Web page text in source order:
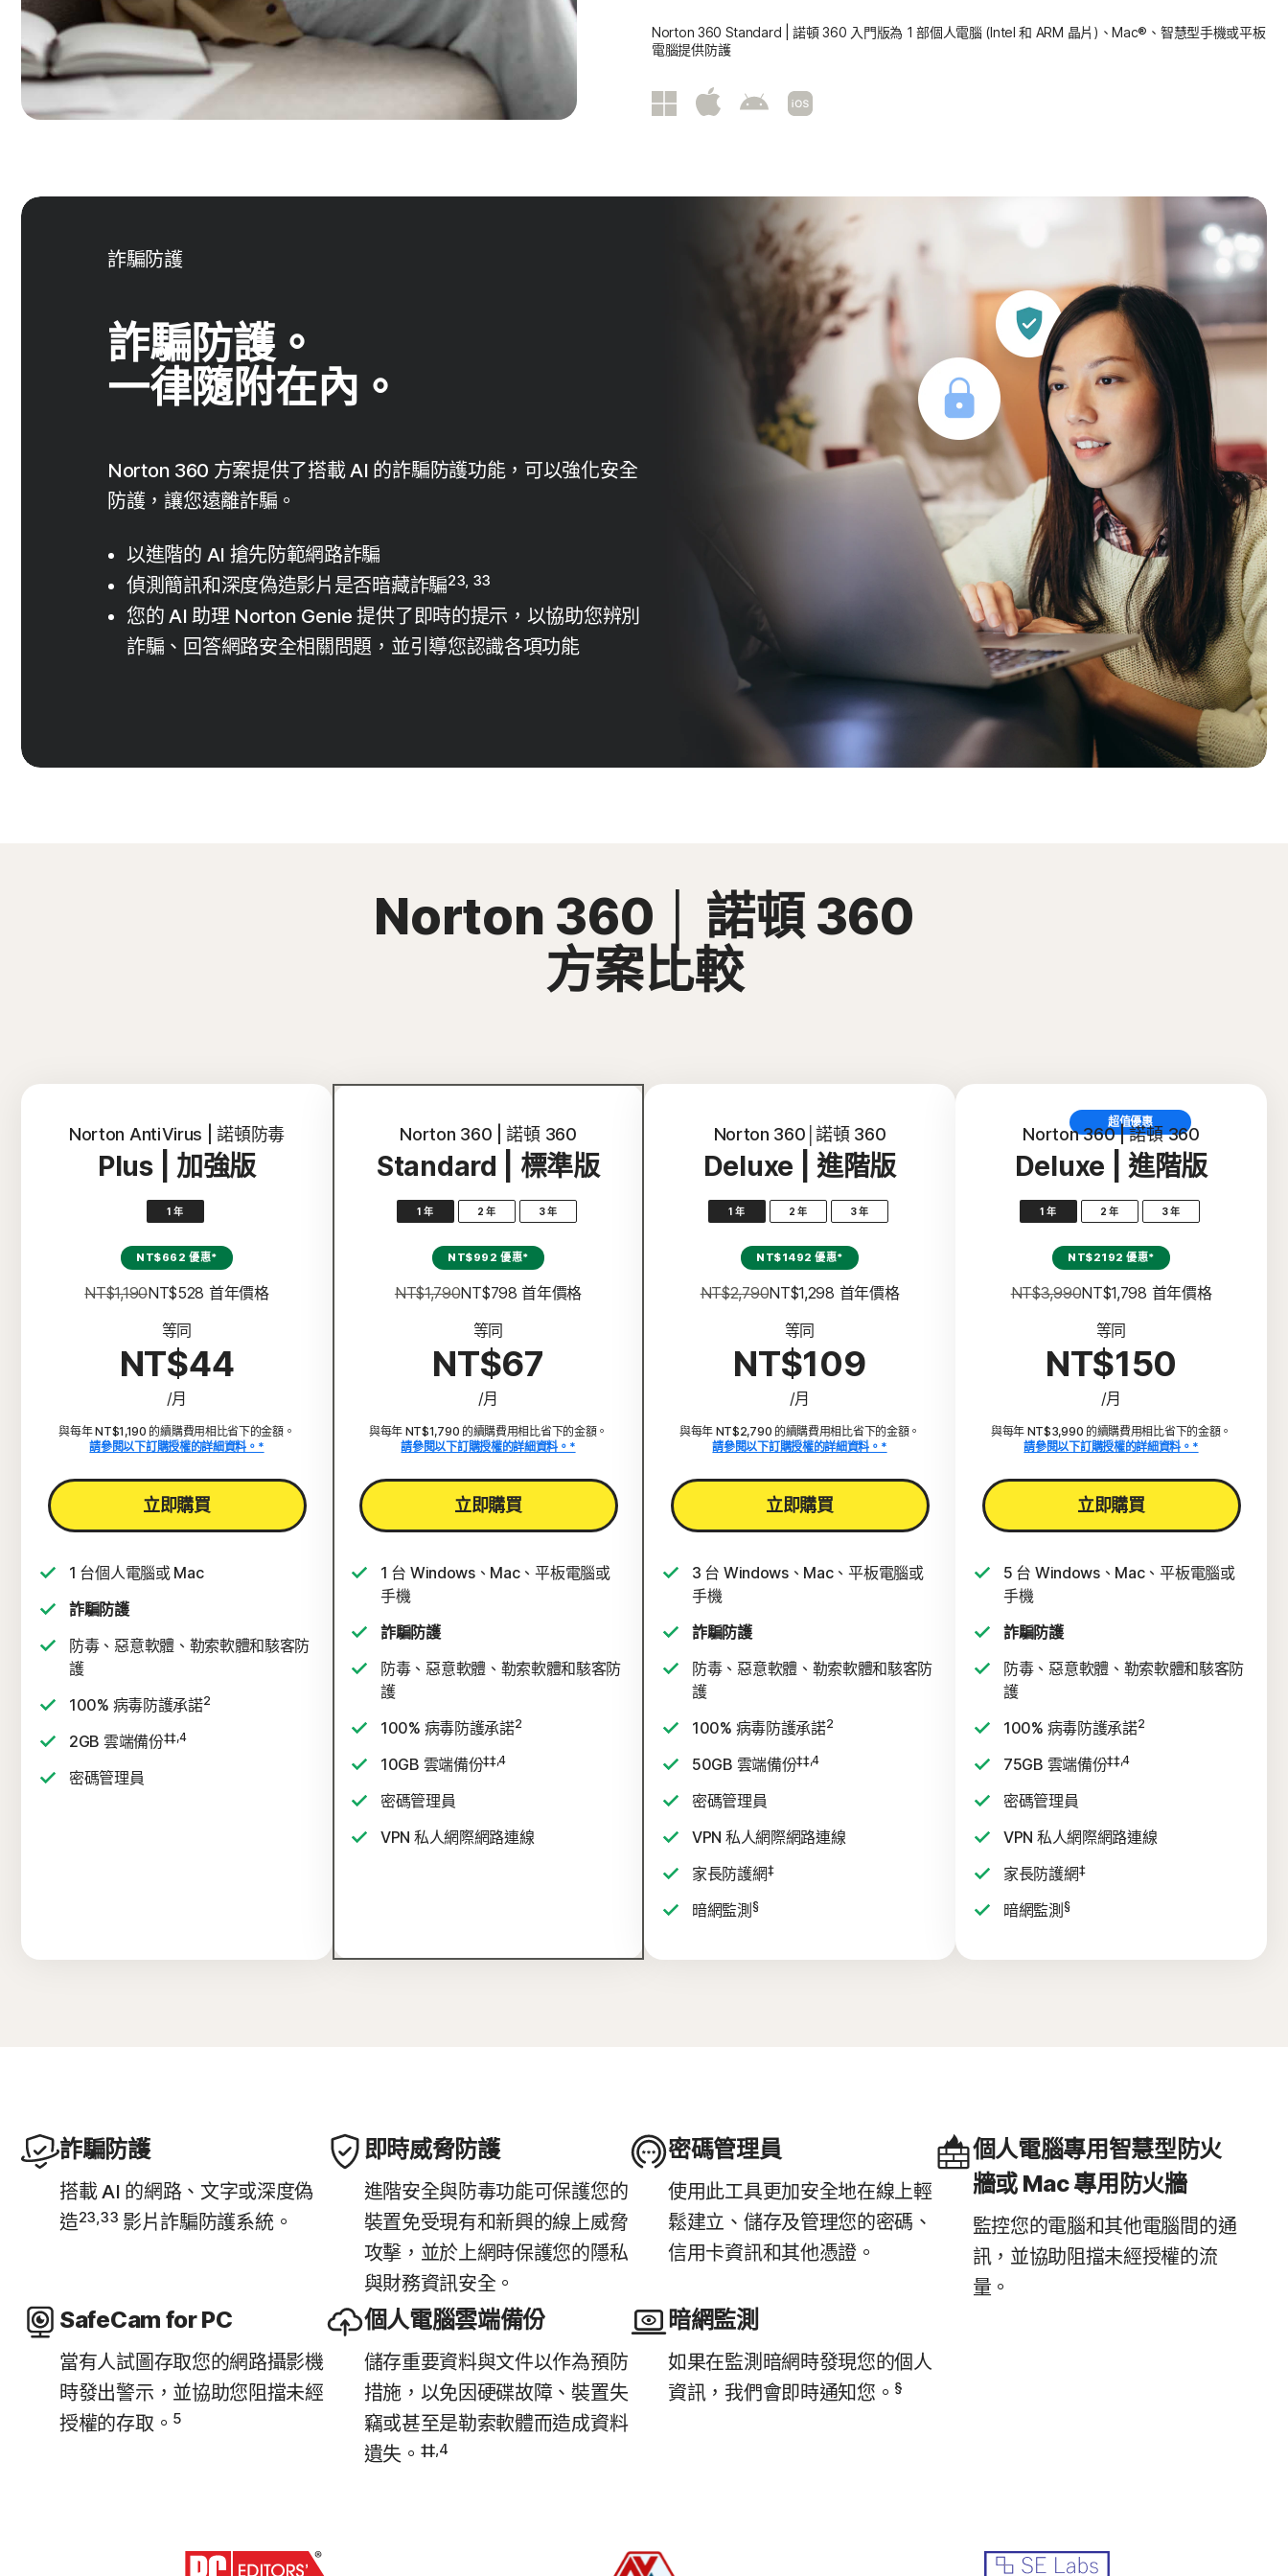
Norton 360 Standard | 諾頓 360 入門版為 1 部個人電腦 (Intel 和 ARM 晶片)、Mac®、智慧型手機或平板
電腦提供防護
詐騙防護
詐騙防護。
一律隨附在內。
Norton 360 方案提供了搭載 AI 的詐騙防護功能，可以強化安全
防護，讓您遠離詐騙。
以進階的 AI 搶先防範網路詐騙
偵測簡訊和深度偽造影片是否暗藏詐騙23, 33
您的 AI 助理 Norton Genie 提供了即時的提示，以協助您辨別
詐騙、回答網路安全相關問題，並引導您認識各項功能
Norton 360 │ 諾頓 360
方案比較
Norton AntiVirus | 諾頓防毒
Plus | 加強版
1 年
NT$662 優惠*
NT$1,190NT$528 首年價格
等同
NT$44
/月
與每年 NT$1,190 的續購費用相比省下的金額。
請參閱以下訂購授權的詳細資料。*
立即購買
1 台個人電腦或 Mac
詐騙防護
防毒、惡意軟體、勒索軟體和駭客防
護
100% 病毒防護承諾2
2GB 雲端備份‡‡,4
密碼管理員
Norton 360 | 諾頓 360
Standard | 標準版
1 年 2 年 3 年
NT$992 優惠*
NT$1,790NT$798 首年價格
等同
NT$67
/月
與每年 NT$1,790 的續購費用相比省下的金額。
請參閱以下訂購授權的詳細資料。*
立即購買
1 台 Windows、Mac、平板電腦或
手機
詐騙防護
防毒、惡意軟體、勒索軟體和駭客防
護
100% 病毒防護承諾2
10GB 雲端備份‡‡,4
密碼管理員
VPN 私人網際網路連線
Norton 360│諾頓 360
Deluxe | 進階版
1 年 2 年 3 年
NT$1492 優惠*
NT$2,790NT$1,298 首年價格
等同
NT$109
/月
與每年 NT$2,790 的續購費用相比省下的金額。
請參閱以下訂購授權的詳細資料。*
立即購買
3 台 Windows、Mac、平板電腦或
手機
詐騙防護
防毒、惡意軟體、勒索軟體和駭客防
護
100% 病毒防護承諾2
50GB 雲端備份‡‡,4
密碼管理員
VPN 私人網際網路連線
家長防護網‡
暗網監測 §
超值優惠
Norton 360 | 諾頓 360
Deluxe | 進階版
1 年 2 年 3 年
NT$2192 優惠*
NT$3,990NT$1,798 首年價格
等同
NT$150
/月
與每年 NT$3,990 的續購費用相比省下的金額。
請參閱以下訂購授權的詳細資料。*
立即購買
5 台 Windows、Mac、平板電腦或
手機
詐騙防護
防毒、惡意軟體、勒索軟體和駭客防
護
100% 病毒防護承諾2
75GB 雲端備份‡‡,4
密碼管理員
VPN 私人網際網路連線
家長防護網‡
暗網監測 §
詐騙防護
搭載 AI 的網路、文字或深度偽
造23,33 影片詐騙防護系統。
即時威脅防護
進階安全與防毒功能可保護您的
裝置免受現有和新興的線上威脅
攻擊，並於上網時保護您的隱私
與財務資訊安全。
密碼管理員
使用此工具更加安全地在線上輕
鬆建立、儲存及管理您的密碼、
信用卡資訊和其他憑證。
個人電腦專用智慧型防火
牆或 Mac 專用防火牆
監控您的電腦和其他電腦間的通
訊，並協助阻擋未經授權的流
量。
SafeCam for PC
當有人試圖存取您的網路攝影機
時發出警示，並協助您阻擋未經
授權的存取。 5
個人電腦雲端備份
儲存重要資料與文件以作為預防
措施，以免因硬碟故障、裝置失
竊或甚至是勒索軟體而造成資料
遺失。 ‡‡,4
暗網監測
如果在監測暗網時發現您的個人
資訊，我們會即時通知您。 §